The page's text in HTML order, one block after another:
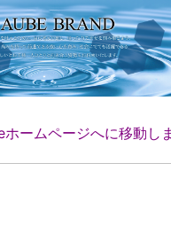
ームページへに移動しま